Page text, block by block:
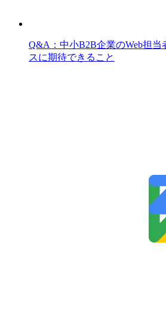
Q&A：中小B2B企業のWeb担当
スに期待できること